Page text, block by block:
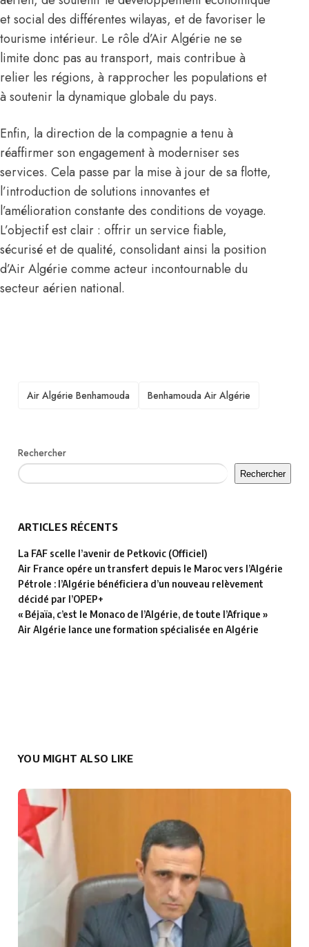
et social des différentes wilayas, et de favoriser le
tourisme intérieur. Le rôle d’Air Algérie ne se
limite donc pas au transport, mais contribue à
relier les régions, à rapprocher les populations et
à soutenir la dynamique globale du pays.
Enfin, la direction de la compagnie a tenu à
réaffirmer son engagement à moderniser ses
services. Cela passe par la mise à jour de sa flotte,
l’introduction de solutions innovantes et
l’amélioration constante des conditions de voyage.
L’objectif est clair : offrir un service fiable,
sécurisé et de qualité, consolidant ainsi la position
d’Air Algérie comme acteur incontournable du
secteur aérien national.
TAGS
Air Algérie Benhamouda Benhamouda Air Algérie
Rechercher
Rechercher
ARTICLES RÉCENTS
La FAF scelle l’avenir de Petkovic (Officiel)
Air France opére un transfert depuis le Maroc vers l’Algérie
Pétrole : l’Algérie bénéficiera d’un nouveau relèvement
décidé par l’OPEP+
« Béjaïa, c’est le Monaco de l’Algérie, de toute l’Afrique »
Air Algérie lance une formation spécialisée en Algérie
YOU MIGHT ALSO LIKE